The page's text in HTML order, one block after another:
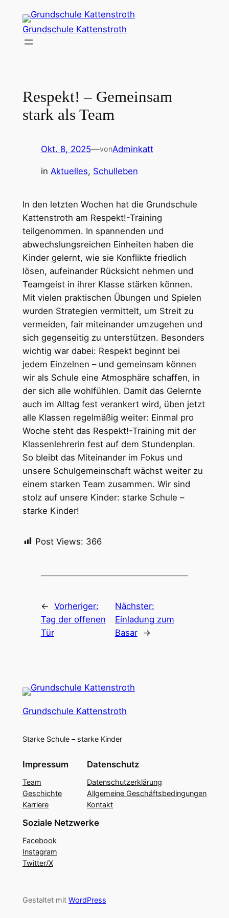
Inhalt
springen
Grundschule Kattenstroth
Respekt! – Gemeinsam
stark als Team
Okt. 8, 2025—vonAdminkatt
in Aktuelles, Schulleben
In den letzten Wochen hat die Grundschule
Kattenstroth am Respekt!-Training
teilgenommen. In spannenden und
abwechslungsreichen Einheiten haben die
Kinder gelernt, wie sie Konflikte friedlich
lösen, aufeinander Rücksicht nehmen und
Teamgeist in ihrer Klasse stärken können.
Mit vielen praktischen Übungen und Spielen
wurden Strategien vermittelt, um Streit zu
vermeiden, fair miteinander umzugehen und
sich gegenseitig zu unterstützen. Besonders
wichtig war dabei: Respekt beginnt bei
jedem Einzelnen – und gemeinsam können
wir als Schule eine Atmosphäre schaffen, in
der sich alle wohlfühlen. Damit das Gelernte
auch im Alltag fest verankert wird, üben jetzt
alle Klassen regelmäßig weiter: Einmal pro
Woche steht das Respekt!-Training mit der
Klassenlehrerin fest auf dem Stundenplan.
So bleibt das Miteinander im Fokus und
unsere Schulgemeinschaft wächst weiter zu
einem starken Team zusammen. Wir sind
stolz auf unsere Kinder: starke Schule –
starke Kinder!
Post Views: 366
← Vorheriger:
Tag der offenen
Tür
Nächster:
Einladung zum
Basar
→
Grundschule Kattenstroth
Starke Schule – starke Kinder
Impressum
Team
Geschichte
Karriere
Datenschutz
Datenschutzerklärung
Allgemeine Geschäftsbedingungen
Kontakt
Soziale Netzwerke
Facebook
Instagram
Twitter/X
Gestaltet mit WordPress